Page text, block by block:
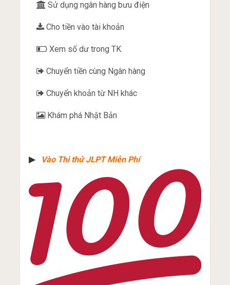
Sử dụng ngân hàng bưu điện
Cho tiền vào tài khoản
Xem số dư trong TK
Chuyển tiền cùng Ngân hàng
Chuyển khoản từ NH khác
Khám phá Nhật Bản
▶︎ Vào Thi thử JLPT Miễn Phí